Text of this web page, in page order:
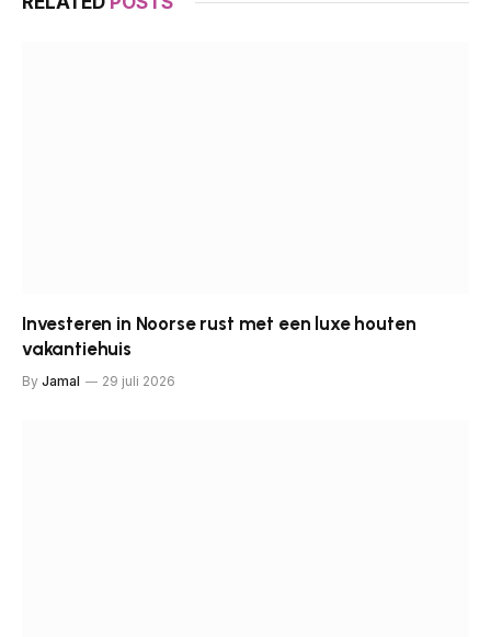
Investeren in Noorse rust met een luxe houten
vakantiehuis
By Jamal 29 juli 2026